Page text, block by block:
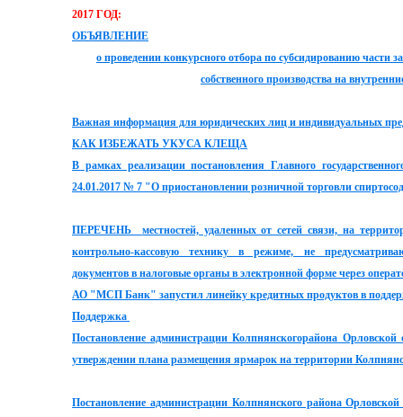
2017 ГОД:
ОБЪЯВЛЕНИЕ
о проведении конкурсного отбора по субсидированию части
собственного производства на
Важная информация для юридических лиц и индивидуальных
КАК ИЗБЕЖАТЬ УКУСА КЛЕЩА
В рамках реализации постановления Главного
24.01.2017 № 7 "О приостановлении розничной торговли
ПЕРЕЧЕНЬ
местностей, удаленных от сетей связи, на
контрольно-кассовую технику в режиме, не
документов в налоговые органы в электронной форме через
АО "МСП Банк" запустил линейку кредитных продуктов в
Поддержка
Постановление администрации Колпнянскогорайона
утверждении плана размещения ярмарок на территории
Постановление администрации Колпнянского района